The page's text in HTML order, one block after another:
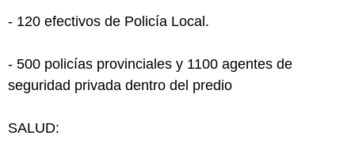
- 120 efectivos de Policía Local.
- 500 policías provinciales y 1100 agentes de
seguridad privada dentro del predio
SALUD: